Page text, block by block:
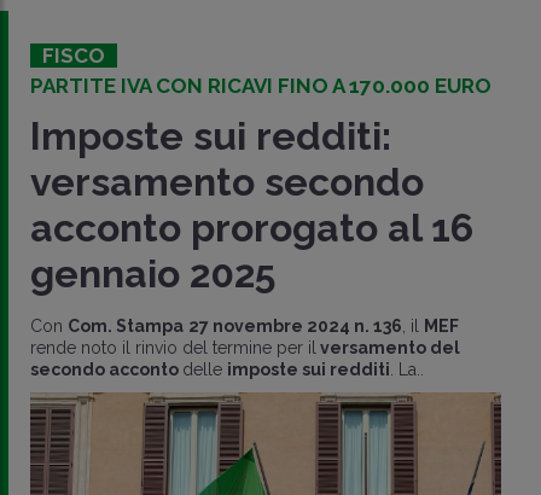
FISCO
PARTITE IVA CON RICAVI FINO A 170.000 EURO
Imposte sui redditi:
versamento secondo
acconto prorogato al 16
gennaio 2025
Con Com. Stampa 27 novembre 2024 n. 136 , il
MEF
rende noto il rinvio del termine per il versamento del
secondo acconto delle imposte sui redditi . La..